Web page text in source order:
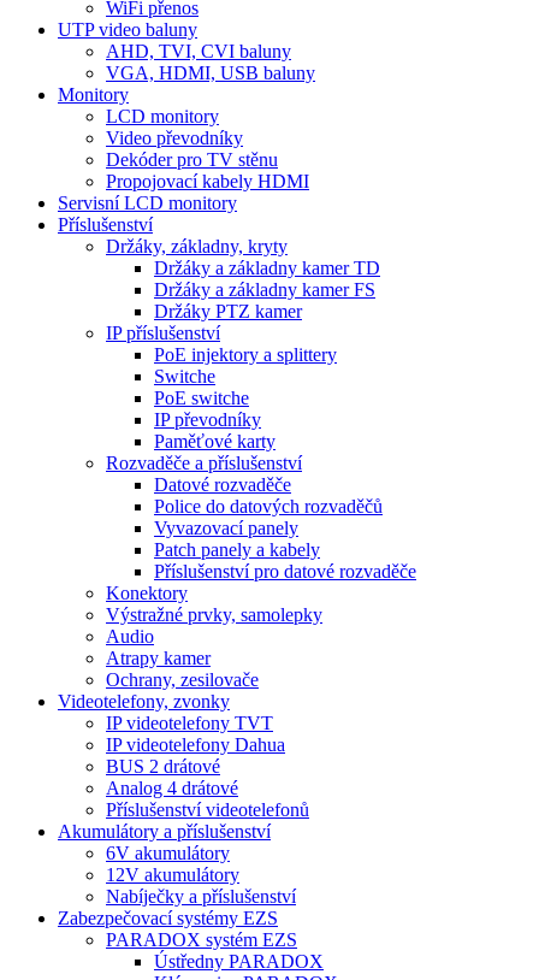
WiFi přenos
UTP video baluny
AHD, TVI, CVI baluny
VGA, HDMI, USB baluny
Monitory
LCD monitory
Video převodníky
Dekóder pro TV stěnu
Propojovací kabely HDMI
Servisní LCD monitory
Příslušenství
Držáky, základny, kryty
Držáky a základny kamer TD
Držáky a základny kamer FS
Držáky PTZ kamer
IP příslušenství
PoE injektory a splittery
Switche
PoE switche
IP převodníky
Paměťové karty
Rozvaděče a příslušenství
Datové rozvaděče
Police do datových rozvaděčů
Vyvazovací panely
Patch panely a kabely
Příslušenství pro datové rozvaděče
Konektory
Výstražné prvky, samolepky
Audio
Atrapy kamer
Ochrany, zesilovače
Videotelefony, zvonky
IP videotelefony TVT
IP videotelefony Dahua
BUS 2 drátové
Analog 4 drátové
Příslušenství videotelefonů
Akumulátory a příslušenství
6V akumulátory
12V akumulátory
Nabíječky a příslušenství
Zabezpečovací systémy EZS
PARADOX systém EZS
Ústředny PARADOX